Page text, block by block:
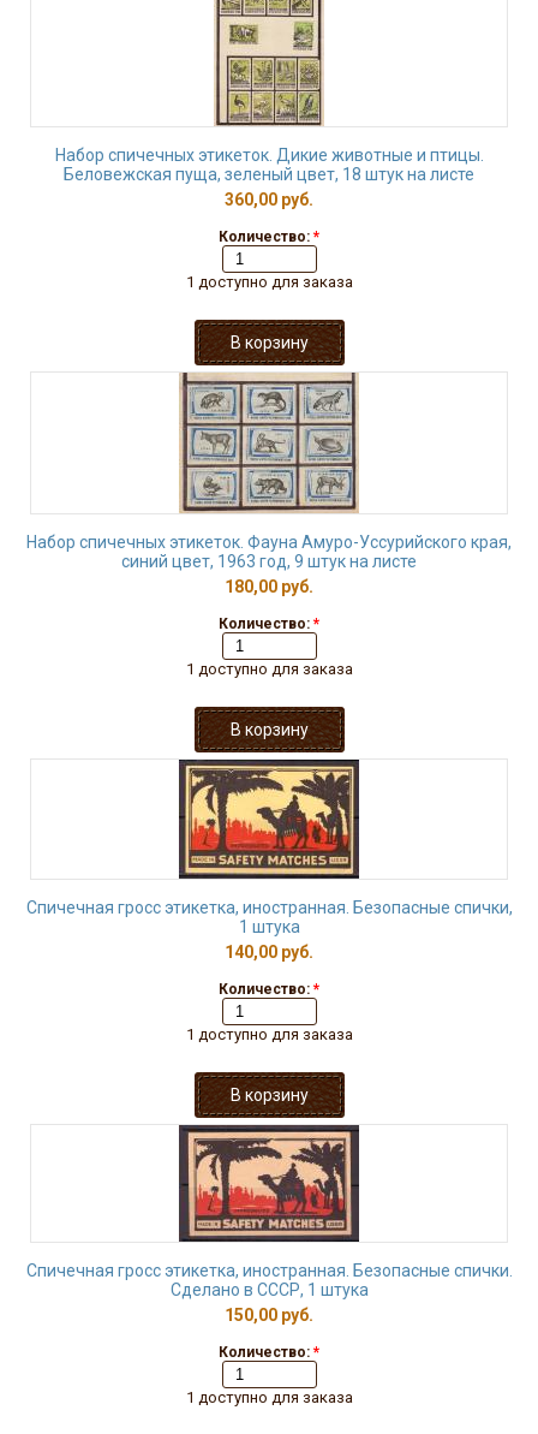
Набор спичечных этикеток. Дикие животные и птицы.
Беловежская пуща, зеленый цвет, 18 штук на листе
360,00 руб.
Количество: *
1 доступно для заказа
Набор спичечных этикеток. Фауна Амуро-Уссурийского края,
синий цвет, 1963 год, 9 штук на листе
180,00 руб.
Количество: *
1 доступно для заказа
Спичечная гросс этикетка, иностранная. Безопасные спички,
1 штука
140,00 руб.
Количество: *
1 доступно для заказа
Спичечная гросс этикетка, иностранная. Безопасные спички.
Сделано в СССР, 1 штука
150,00 руб.
Количество: *
1 доступно для заказа